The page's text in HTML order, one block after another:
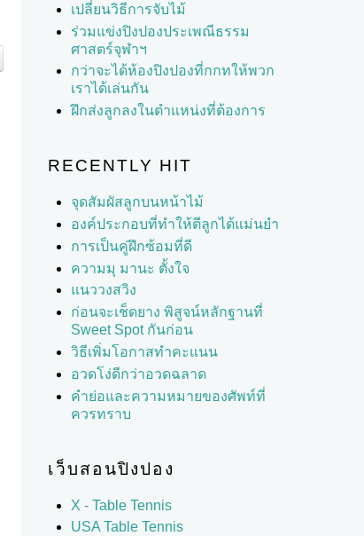
เปลี่ยนวิธีการจับไม้
ร่วมแข่งปิงปองประเพณีธรรม
ศาสตร์จุฬาฯ
กว่าจะได้ห้องปิงปองที่กกทให้พวก
เราได้เล่นกัน
ฝึกส่งลูกลงในตำแหน่งที่ต้องการ
RECENTLY HIT
จุดสัมผัสลูกบนหน้าไม้
องค์ประกอบที่ทำให้ตีลูกได้แม่นยำ
การเป็นคู่ฝึกซ้อมที่ดี
ความมุ มานะ ตั้งใจ
แนววงสวิง
ก่อนจะเช็ดยาง พิสูจน์หลักฐานที่
Sweet Spot กันก่อน
วิธีเพิ่มโอกาสทำคะแนน
อวดโง่ดีกว่าอวดฉลาด
คำย่อและความหมายของศัพท์ที่
ควรทราบ
เว็บสอนปิงปอง
X - Table Tennis
USA Table Tennis